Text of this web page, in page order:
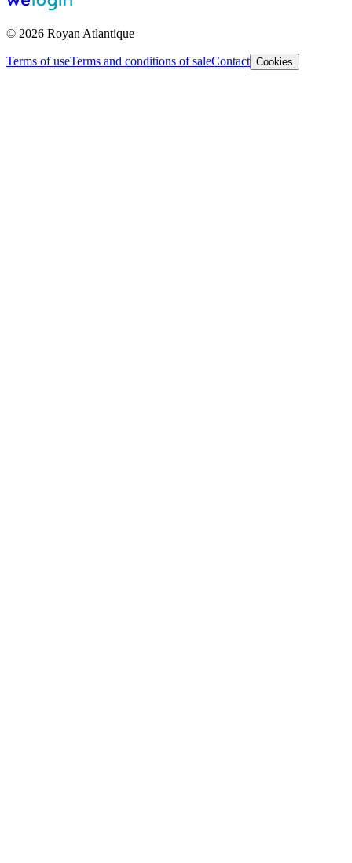
© 2026 Royan Atlantique
Terms of useTerms and conditions of saleContact Cookies